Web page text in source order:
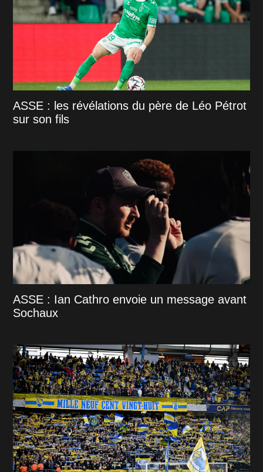
ASSE : les révélations du père de Léo Pétrot
sur son fils
ASSE : Ian Cathro envoie un message avant
Sochaux